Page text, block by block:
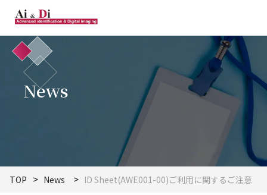
News
TOP News ID Sheet(AWE001-00)ご利用に関するご注意